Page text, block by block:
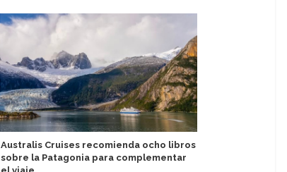
Australis Cruises recomienda ocho libros
sobre la Patagonia para complementar